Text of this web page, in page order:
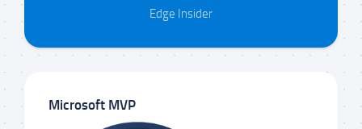
Edge Insider
Microsoft MVP